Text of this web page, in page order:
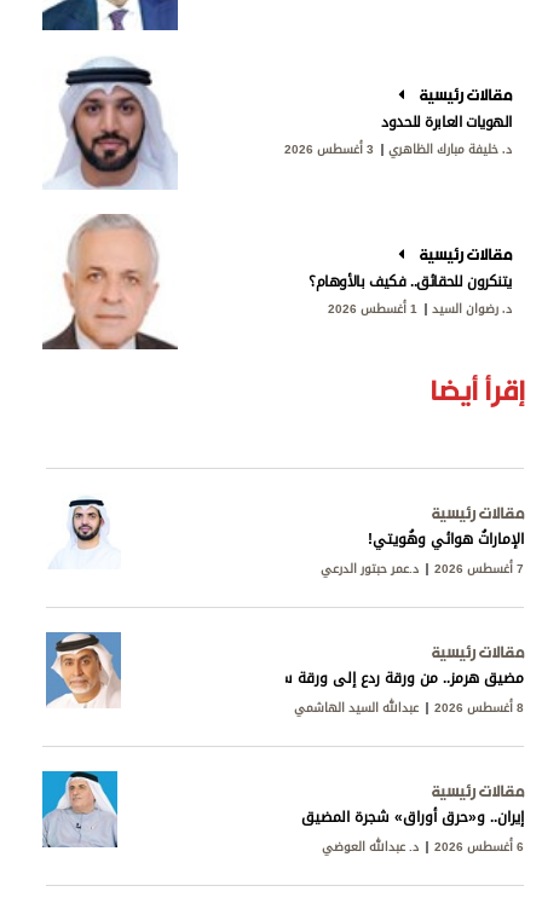
مقالات رئيسية
الهويات العابرة للحدود
د. خليفة مبارك الظاهري 3 أغسطس 2026
مقالات رئيسية
يتنكرون للحقائق.. فكيف بالأوهام؟
د. رضوان السيد 1 أغسطس 2026
إقرأ أيضا
مقالات رئيسية
الإماراتُ هوائي وهُويتي!
7 أغسطس 2026 د.عمر حبتور الدرعي
مقالات رئيسية
مضيق هرمز.. من ورقة ردع إلى ورقة سيادة
8 أغسطس 2026 عبدالله السيد الهاشمي
مقالات رئيسية
إيران.. و«حرق أوراق» شجرة المضيق
6 أغسطس 2026 د. عبدالله العوضي